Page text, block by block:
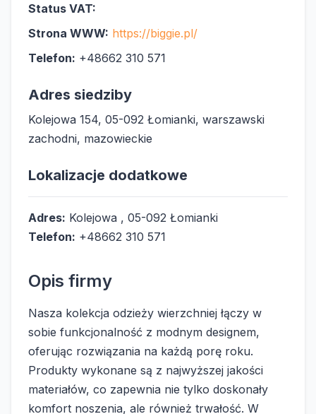
Status VAT:
Strona WWW: https://biggie.pl/
Telefon: +48662 310 571
Adres siedziby
Kolejowa 154, 05-092 Łomianki, warszawski
zachodni, mazowieckie
Lokalizacje dodatkowe
Adres: Kolejowa , 05-092 Łomianki
Telefon: +48662 310 571
Opis firmy
Nasza kolekcja odzieży wierzchniej łączy w
sobie funkcjonalność z modnym designem,
oferując rozwiązania na każdą porę roku.
Produkty wykonane są z najwyższej jakości
materiałów, co zapewnia nie tylko doskonały
komfort noszenia, ale również trwałość. W